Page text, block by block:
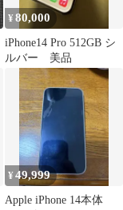
¥80,000
iPhone14 Pro 512GB シ
ルバー 美品
¥49,999
Apple iPhone 14本体